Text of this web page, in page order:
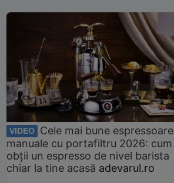
VIDEO
Cele mai bune espressoare
manuale cu portafiltru 2026: cum
obții un espresso de nivel barista
chiar la tine acasă adevarul.ro